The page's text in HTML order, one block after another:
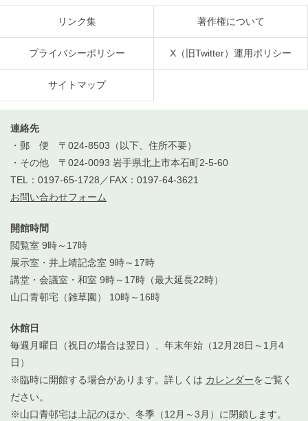
リンク集 著作権について
プライバシーポリシー X（旧Twitter）運用ポリシー
サイトマップ
連絡先
・郵 便 〒024-8503（以下、住所不要）
・その他 〒024-0093 岩手県北上市本石町2-5-60
TEL：0197-65-1728／FAX：0197-64-3621
お問い合わせフォーム
開館時間
閲覧室 9時～17時
展示室・井上靖記念室 9時～17時
講堂・会議室・和室 9時～17時（最大延長22時）
山口青邨宅（雑草園） 10時～16時
休館日
毎週月曜日（祝日の場合は翌日）、年末年始（12月28日～1月4
日）
※臨時に開館する場合があります。詳しくは カレンダーをご覧く
ださい。
※山口青邨宅は上記のほか、冬季（12月～3月）に閉鎖します。